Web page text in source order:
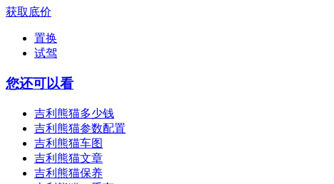
获取底价
置换
试驾
您还可以看
吉利熊猫多少钱
吉利熊猫参数配置
吉利熊猫车图
吉利熊猫文章
吉利熊猫保养